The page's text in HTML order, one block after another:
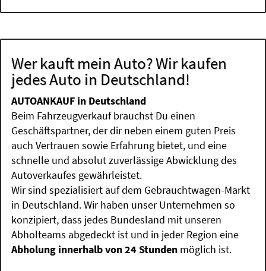
Wer kauft mein Auto? Wir kaufen
jedes Auto in Deutschland!
AUTOANKAUF in Deutschland
Beim Fahrzeugverkauf brauchst Du einen
Geschäftspartner, der dir neben einem guten Preis
auch Vertrauen sowie Erfahrung bietet, und eine
schnelle und absolut zuverlässige Abwicklung des
Autoverkaufes gewährleistet.
Wir sind spezialisiert auf dem Gebrauchtwagen-Markt
in Deutschland. Wir haben unser Unternehmen so
konzipiert, dass jedes Bundesland mit unseren
Abholteams abgedeckt ist und in jeder Region eine
Abholung innerhalb von 24 Stunden möglich ist.